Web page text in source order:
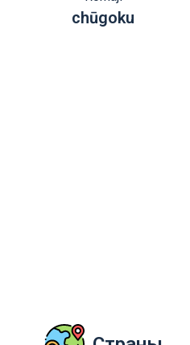
chūgoku